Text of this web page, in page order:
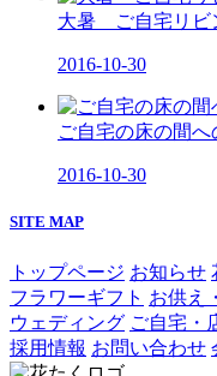
大暑 ご自宅リビ
2016-10-30
ご自宅の床の間へ
2016-10-30
SITE MAP
トップページ お知らせ
フラワーギフト お供え
ウェディング ご自宅・
採用情報 お問い合わせ